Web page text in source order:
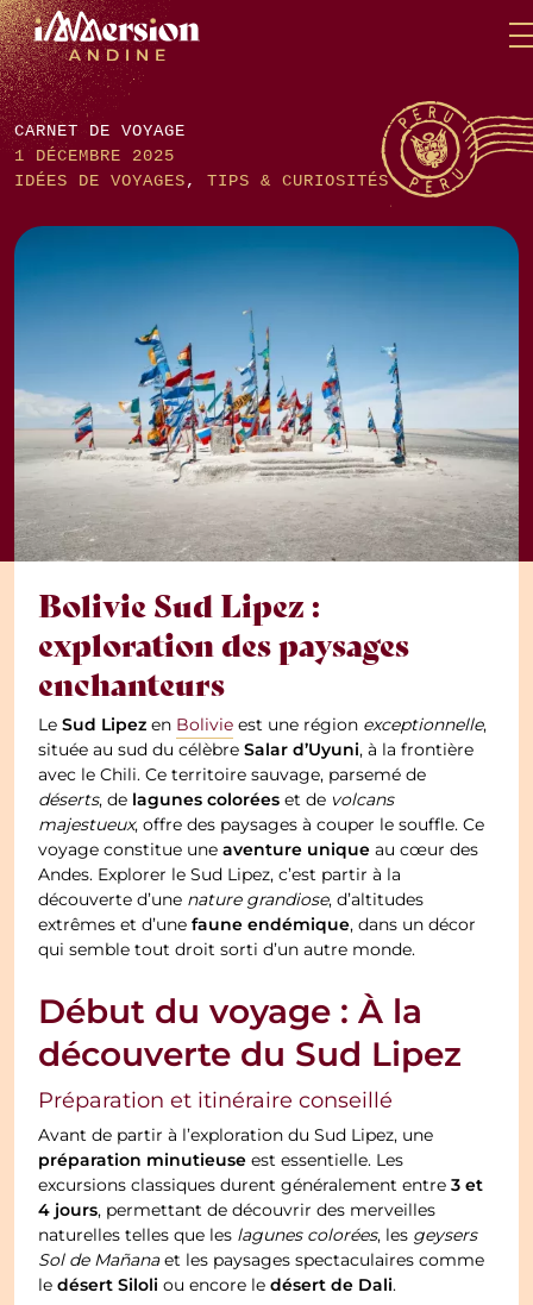
Skip
to
content
CARNET DE VOYAGE
1 DÉCEMBRE 2025
IDÉES DE VOYAGES, TIPS & CURIOSITÉS
Bolivie Sud Lipez :
exploration des paysages
enchanteurs
LeSud Lipez en Bolivie est une région exceptionnelle,
située au sud du célèbreSalar d’Uyuni, à la frontière
avec le Chili. Ce territoire sauvage, parsemé de
déserts, de lagunes colorées et de volcans
majestueux, offre des paysages à couper le souffle. Ce
voyage constitue uneaventure unique au cœur des
Andes. Explorer le Sud Lipez, c’est partir à la
découverte d’une nature grandiose, d’altitudes
extrêmes et d’unefaune endémique, dans un décor
qui semble tout droit sorti d’un autre monde.
Début du voyage : À la
découverte du Sud Lipez
Préparation et itinéraire conseillé
Avant de partir à l’exploration du Sud Lipez, une
préparation minutieuse est essentielle. Les
excursions classiques durent généralement entre3 et
4 jours, permettant de découvrir des merveilles
naturelles telles que les lagunes colorées, les geysers
Sol de Mañanaet les paysages spectaculaires comme
ledésert Siloli ou encore ledésert de Dali.
Panneau de gestion des cookies